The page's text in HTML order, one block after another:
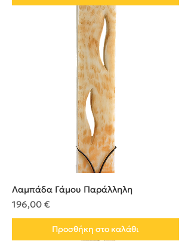
Λαμπάδα Γάμου Παράλληλη
Τιμή
196,00 €
Προσθήκη στο καλάθι